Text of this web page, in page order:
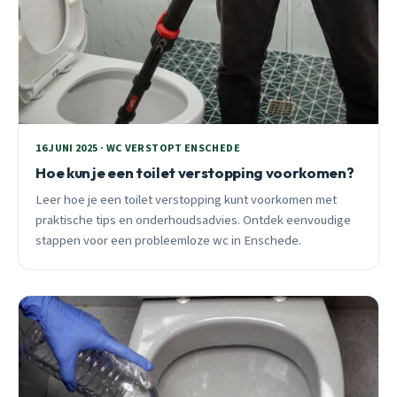
16 JUNI 2025 · WC VERSTOPT ENSCHEDE
Hoe kun je een toilet verstopping voorkomen?
Leer hoe je een toilet verstopping kunt voorkomen met
praktische tips en onderhoudsadvies. Ontdek eenvoudige
stappen voor een probleemloze wc in Enschede.